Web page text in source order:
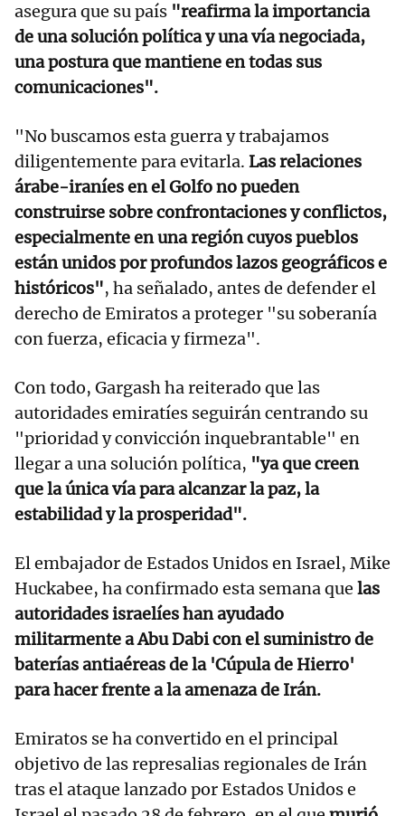
asegura que su país "reafirma la importancia
de una solución política y una vía negociada,
una postura que mantiene en todas sus
comunicaciones".
"No buscamos esta guerra y trabajamos
diligentemente para evitarla. Las relaciones
árabe-iraníes en el Golfo no pueden
construirse sobre confrontaciones y conflictos,
especialmente en una región cuyos pueblos
están unidos por profundos lazos geográficos e
históricos", ha señalado, antes de defender el
derecho de Emiratos a proteger "su soberanía
con fuerza, eficacia y firmeza".
Con todo, Gargash ha reiterado que las
autoridades emiratíes seguirán centrando su
"prioridad y convicción inquebrantable" en
llegar a una solución política, "ya que creen
que la única vía para alcanzar la paz, la
estabilidad y la prosperidad".
El embajador de Estados Unidos en Israel, Mike
Huckabee, ha confirmado esta semana que las
autoridades israelíes han ayudado
militarmente a Abu Dabi con el suministro de
baterías antiaéreas de la 'Cúpula de Hierro'
para hacer frente a la amenaza de Irán.
Emiratos se ha convertido en el principal
objetivo de las represalias regionales de Irán
tras el ataque lanzado por Estados Unidos e